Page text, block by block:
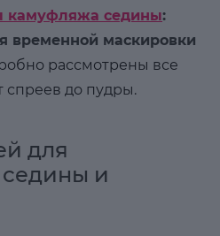
камуфляжа седины:
временной маскировки
рассмотрены все
спреев до пудры.
для
и